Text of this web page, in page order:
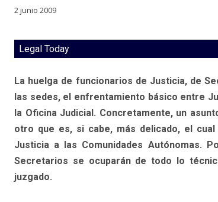
2 junio 2009
Legal Today
La huelga de funcionarios de Justicia, de
las sedes, el enfrentamiento básico entre
la Oficina Judicial. Concretamente, un
otro que es, si cabe, más delicado, el
Justicia a las Comunidades Autónomas.
Secretarios se ocuparán de todo lo
juzgado.